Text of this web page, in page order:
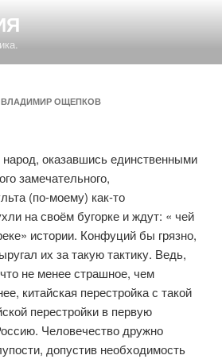
ВЛАДИМИР ОЩЕПКОВ
оказавшись единственными
замечательного,
(по-моему) как-то
на своём бугорке и ждут: « чей
истории. Конфуций бы грязно,
их за такую тактику. Ведь,
не менее страшное, чем
китайская перестройка с такой
перестройки в первую
Человечество дружно
допустив необходимость